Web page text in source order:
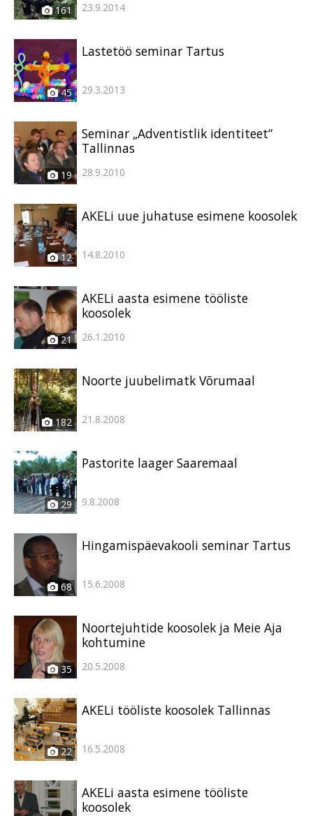
161 23.9.2014
45
Lastetöö seminar Tartus
29.3.2013
19
Seminar „Adventistlik identiteet“
Tallinnas
28.9.2010
12
AKELi uue juhatuse esimene koosolek
14.8.2010
21
AKELi aasta esimene tööliste
koosolek
26.1.2010
182
Noorte juubelimatk Võrumaal
21.8.2008
29
Pastorite laager Saaremaal
9.8.2008
68
Hingamispäevakooli seminar Tartus
15.6.2008
35
Noortejuhtide koosolek ja Meie Aja
kohtumine
20.5.2008
22
AKELi tööliste koosolek Tallinnas
16.5.2008
AKELi aasta esimene tööliste
koosolek